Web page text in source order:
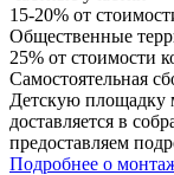
15-20% от
Общественные
25% от стоимости
Самостоятельная
Детскую площадку
доставляется в
предоставляем
Подробнее о